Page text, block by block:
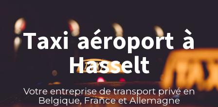
Taxi aéroport à
Hasselt
Votre entreprise de transport privé en
Belgique, France et Allemagne